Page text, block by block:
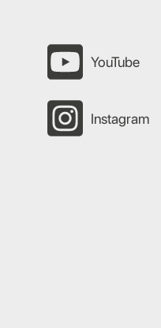
YouTube
Instagram